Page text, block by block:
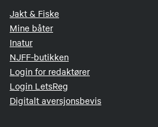
Jakt & Fiske
Mine båter
Inatur
NJFF-butikken
Login for redaktører
Login LetsReg
Digitalt aversjonsbevis